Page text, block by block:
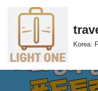
츠
로
Korea: